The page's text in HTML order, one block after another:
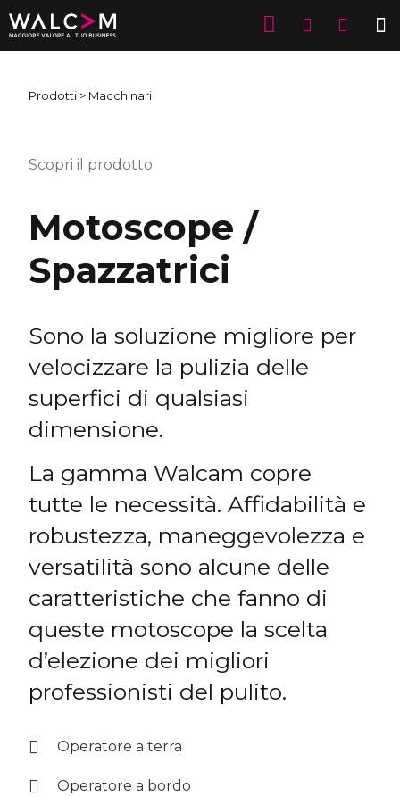
Prodotti > Macchinari
Scopri il prodotto
Motoscope /
Spazzatrici
Sono la soluzione migliore per
velocizzare la pulizia delle
superfici di qualsiasi
dimensione.
La gamma Walcam copre
tutte le necessità. Affidabilità e
robustezza, maneggevolezza e
versatilità sono alcune delle
caratteristiche che fanno di
queste motoscope la scelta
d’elezione dei migliori
professionisti del pulito.
Operatore a terra
Operatore a bordo